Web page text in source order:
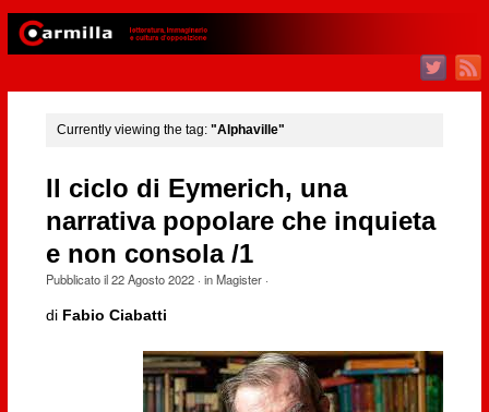
Currently viewing the tag: "Alphaville"
Il ciclo di Eymerich, una
narrativa popolare che inquieta
e non consola /1
Pubblicato il22 Agosto 2022· inMagister·
di Fabio Ciabatti